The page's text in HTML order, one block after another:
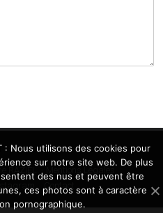
RAZIEL
Contact
: Nous utilisons des cookies pour
sur notre site web. De plus
des nus et peuvent être
ces photos sont à caractère
pornographique.